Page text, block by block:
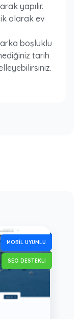
yapılır.
olarak ev
boşluklu
tarih
MOBIL UYUMLU
SEO DESTEKLI